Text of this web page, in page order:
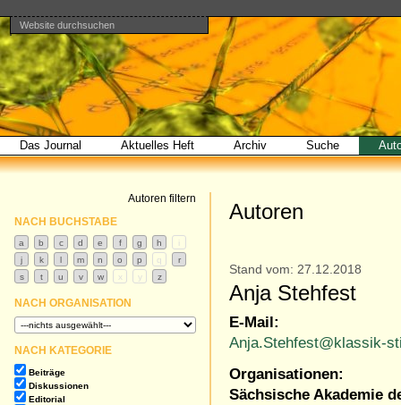
Direkt
zum
Inhalt
|
Direkt
zur
Navigation
Benutzerspezifische
Werkzeuge
Website durchsuchen
Erweiterte
Suche…
Bereiche
Das Journal Aktuelles Heft Archiv Suche
Autoren
Stand vom: 27.12.2018
Anja Stehfest
E-Mail:
Anja.Stehfest@klassik-
Organisationen:
Sächsische Akademie
Autoren filtern
NACH BUCHSTABE
NACH ORGANISATION
NACH KATEGORIE
Beiträge
Diskussionen
Editorial